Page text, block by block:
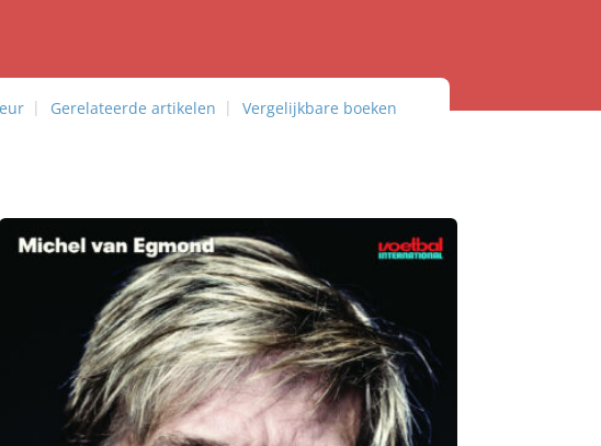
Gerelateerde artikelen Vergelijkbare boeken